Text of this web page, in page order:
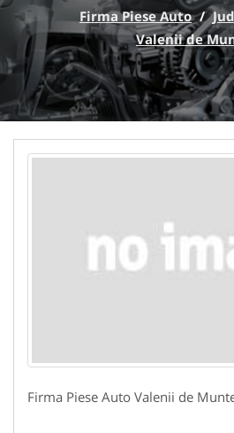
Firma Piese Auto /
Valenii de
Firma Piese Auto Valenii de